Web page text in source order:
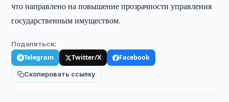
что направлено на повышение прозрачности управления
государственным имуществом.
Поделиться:
Telegram Twitter/X
Facebook
Скопировать ссылку